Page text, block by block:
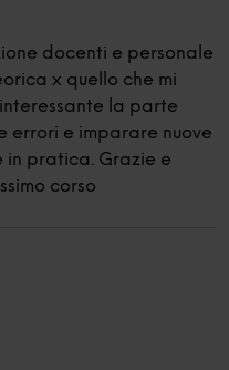
docenti e personale
x quello che mi
la parte
errori e imparare nuove
in pratica. Grazie e
corso